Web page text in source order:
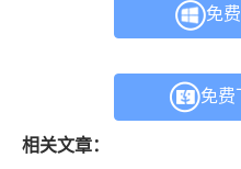
免
免费
相关文章：